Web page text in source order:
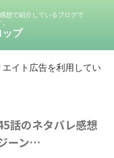
想で紹介しているブログで
ップ
イト広告を利用してい
話のネタバレ感想
ーン…